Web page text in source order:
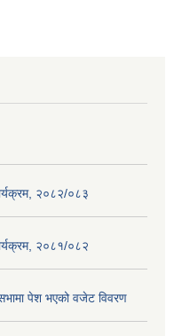
२०८२/०८३
२०८१/०८२
पेश भएको वजेट विवरण